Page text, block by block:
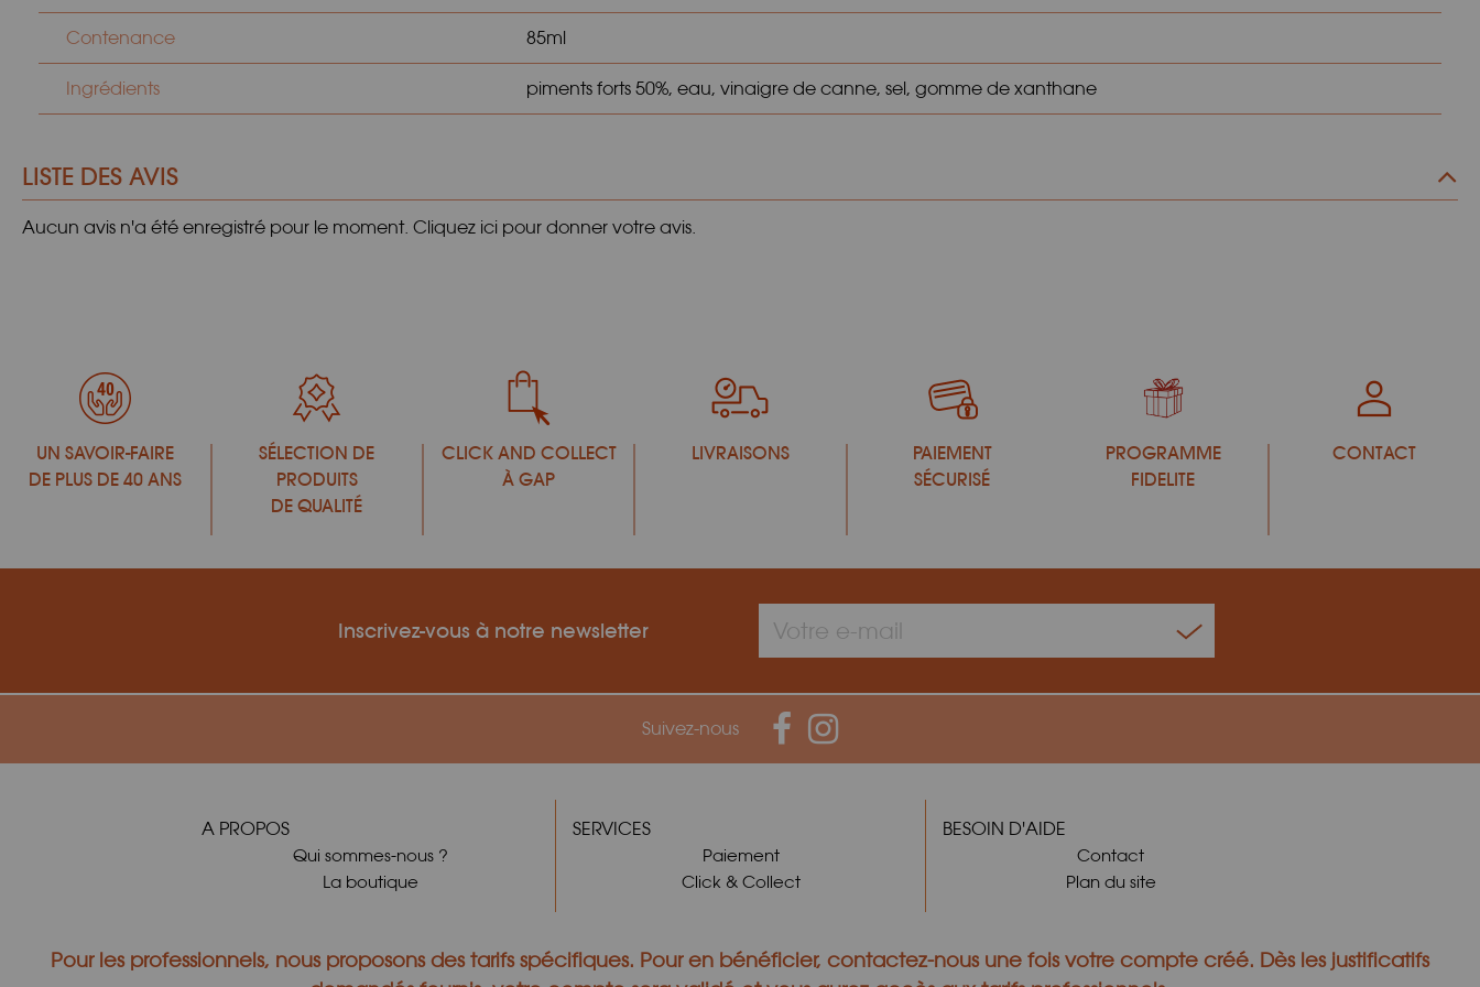
Contenance 85ml
Ingrédients piments forts 50%, eau, vinaigre de canne, sel, gomme de xanthane
LISTE DES AVIS
Aucun avis n'a été enregistré pour le moment. Cliquez ici pour donner votre avis.
UN SAVOIR-FAIRE
DE PLUS DE 40 ANS
SÉLECTION DE
PRODUITS
DE QUALITÉ
CLICK AND COLLECT
À GAP
LIVRAISONS
PAIEMENT
SÉCURISÉ
PROGRAMME
FIDELITE
CONTACT
Inscrivez-vous à notre newsletter
Suivez-nous
A PROPOS
Qui sommes-nous ?
La boutique
SERVICES
Paiement
Click & Collect
BESOIN D'AIDE
Contact
Plan du site
Pour les professionnels, nous proposons des tarifs spécifiques. Pour en bénéficier, contactez-nousune fois votre compte créé. Dès les justificatifs